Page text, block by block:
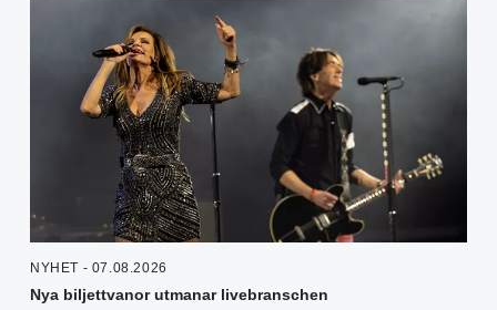
NYHET - 07.08.2026
Nya biljettvanor utmanar livebranschen